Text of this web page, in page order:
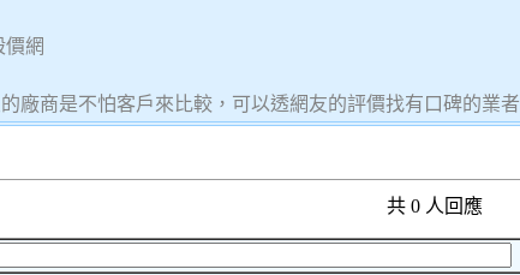
價網
廠商是不怕客戶來比較，可以透網友的評價找有口碑的業者
共 0 人回應